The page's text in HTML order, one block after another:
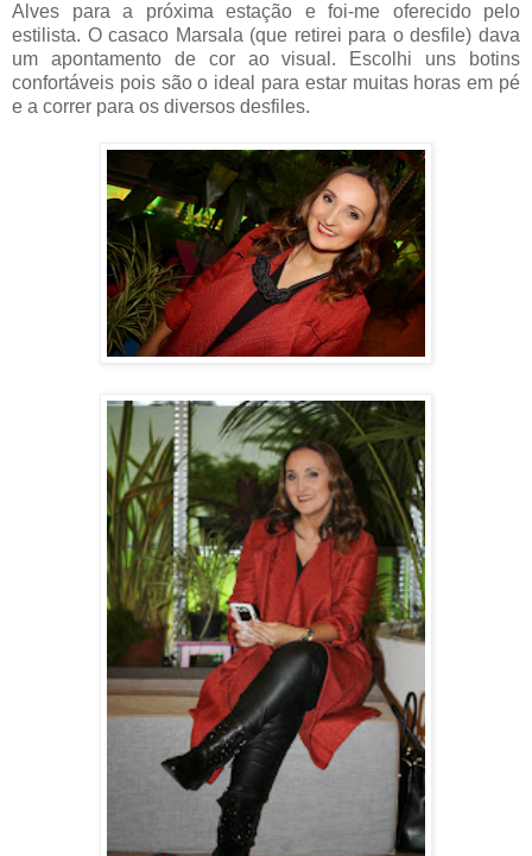
Alves para a próxima estação e foi-me oferecido pelo
estilista. O casaco Marsala (que retirei para o desfile) dava
um apontamento de cor ao visual. Escolhi uns botins
confortáveis pois são o ideal para estar muitas horas em pé
e a correr para os diversos desfiles.